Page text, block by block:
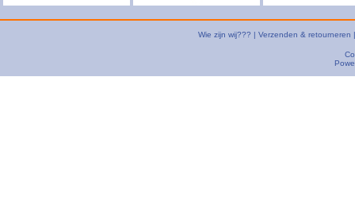
Wie zijn wij??? | Verzenden & retourneren